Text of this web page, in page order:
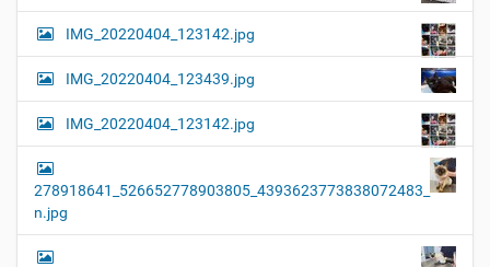
IMG_20220404_123142.jpg
IMG_20220404_123439.jpg
IMG_20220404_123142.jpg
278918641_526652778903805_4393623773838072483_
n.jpg